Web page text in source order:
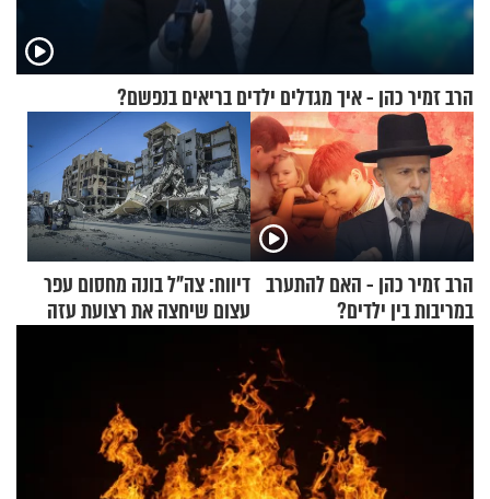
הרב זמיר כהן - איך מגדלים ילדים בריאים בנפשם?
הרב זמיר כהן - האם להתערב
במריבות בין ילדים?
דיווח: צה"ל בונה מחסום עפר
עצום שיחצה את רצועת עזה